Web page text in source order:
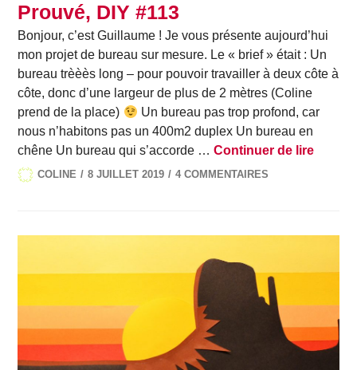
Prouvé, DIY #113
Bonjour, c’est Guillaume ! Je vous présente aujourd’hui
mon projet de bureau sur mesure. Le « brief » était : Un
bureau trèèès long – pour pouvoir travailler à deux côte à
côte, donc d’une largeur de plus de 2 mètres (Coline
prend de la place)
Un bureau pas trop profond, car
nous n’habitons pas un 400m2 duplex Un bureau en
chêne Un bureau qui s’accorde …Continuer de lireLe
COLINE 8 JUILLET 2019 4 COMMENTAIRES